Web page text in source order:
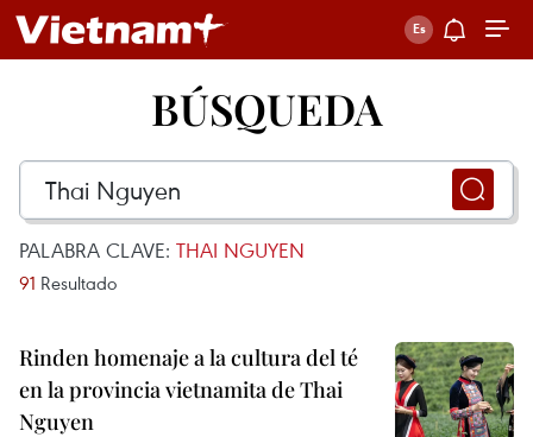
BÚSQUEDA
PALABRA CLAVE: THAI NGUYEN
91 Resultado
Rinden homenaje a la cultura del té
en la provincia vietnamita de Thai
Nguyen